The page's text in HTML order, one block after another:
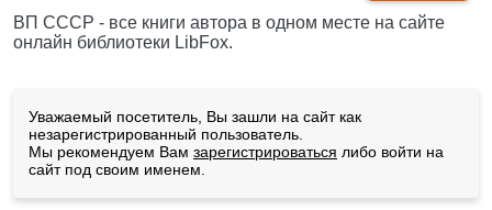
ВП СССР - все книги автора в одном месте на сайте
онлайн библиотеки LibFox.
Уважаемый посетитель, Вы зашли на сайт как
незарегистрированный пользователь.
Мы рекомендуем Вам зарегистрироваться либо войти на
сайт под своим именем.